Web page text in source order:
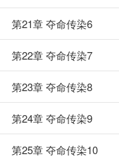
第21章 夺命传染6
第22章 夺命传染7
第23章 夺命传染8
第24章 夺命传染9
第25章 夺命传染10